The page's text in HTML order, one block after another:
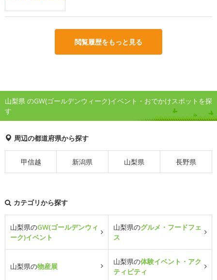
閲覧履歴をもっと見る
山梨県 のGW(ゴールデンウィーク)イベント・おでかけスポットを探
す
周辺の都道府県から探す
甲信越 新潟県 山梨県 長野県
カテゴリから探す
山梨県のGW(ゴールデンウィ
ーク)イベント
山梨県のグルメ・フードフェ
ス
山梨県の物産展
山梨県の体験イベント・アク
ティビティ